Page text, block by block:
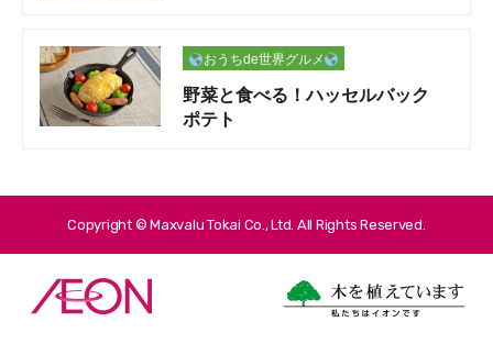
おうちde世界グルメ
野菜と食べる！ハッセルバック
ポテト
Copyright © Maxvalu Tokai Co., Ltd. All Rights Reserved.